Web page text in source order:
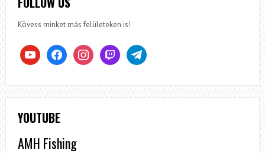
Kövess minket más felületeken is!
youtube facebookinstagramtwitch telegram
YOUTUBE
AMH Fishing